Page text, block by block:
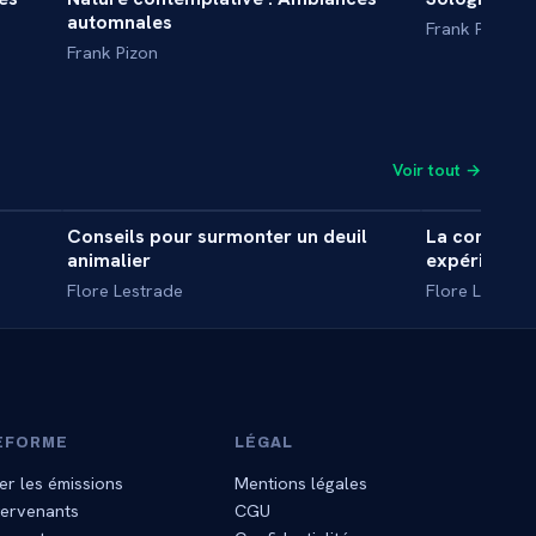
DOCUMENTAIRE
automnales
Frank Pizon
Frank Pizon
Voir tout →
INTERVIEW
Conseils pour surmonter un deuil
animalier
Flore Lestrade
La
expériences
Flore
les émissions
LÉGAL
Mentions légales
CGU